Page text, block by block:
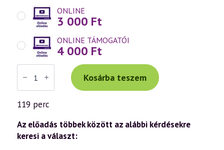
ONLINE
3 000 Ft
ONLINE TÁMOGATÓI
4 000 Ft
Váradi
Tibor
előadás
(1038)
—
„Az
testté
lett”
–
Kosárba teszem
119 perc
Az előadás többek között az alábbi kérdésekre
keresi a választ: